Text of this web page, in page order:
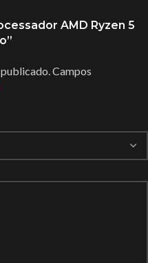
AMD Ryzen 5
Campos